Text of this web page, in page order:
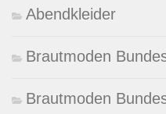
Abendkleider
Brautmoden
Brautmoden